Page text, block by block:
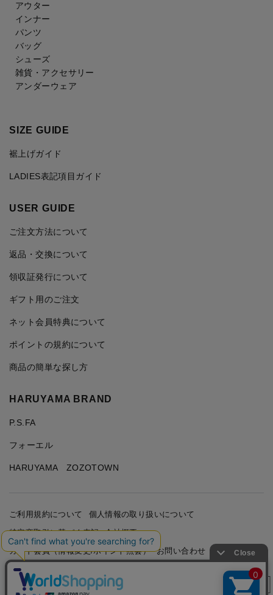
絞り込み
アウター
インナー
パンツ
バッグ
シューズ
雑貨・アクセサリー
アンダーウェア
SIZE GUIDE
裾上げガイド
LADIES表記項目ガイド
USER GUIDE
ご注文方法について
返品・交換について
領収証発行について
ギフト用のご注文
ネット会員特典について
ポイントの規約について
商品の簡単な探し方
HARUYAMA BRAND
P.S.FA
フォーエル
HARUYAMA ZOZOTOWN
ご利用規約について
個人情報の取り扱いについて
特定商取引に基づく表記
会社概要
カード会員（情報変更/ポイント照会）
お問い合わせ